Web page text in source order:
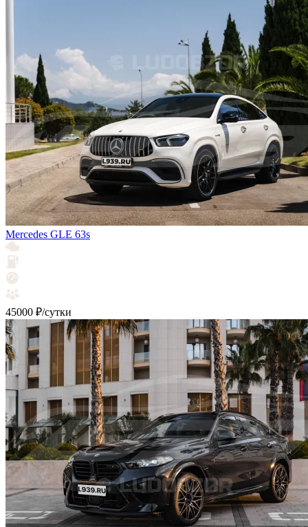
Mercedes GLE 63s
45000 ₽/сутки